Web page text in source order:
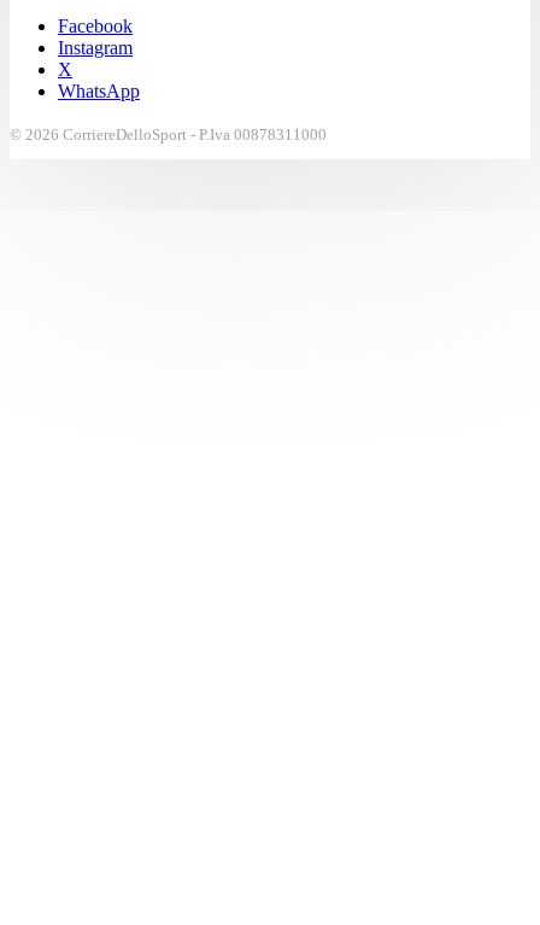
Facebook
Instagram
X
WhatsApp
© 2026 CorriereDelloSport - P.Iva 00878311000